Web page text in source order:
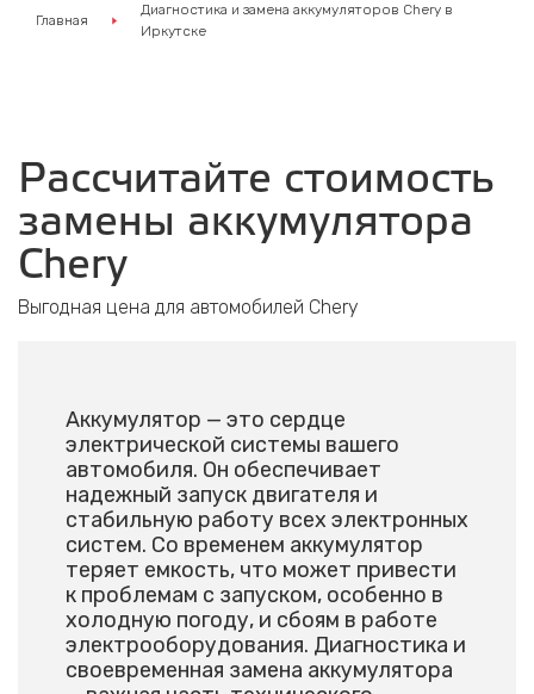
Главная
Диагностика и замена аккумуляторов Chery в
Иркутске
Рассчитайте стоимость
замены аккумулятора
Chery
Выгодная цена для автомобилей Chery
Аккумулятор — это сердце
электрической системы вашего
автомобиля. Он обеспечивает
надежный запуск двигателя и
стабильную работу всех электронных
систем. Со временем аккумулятор
теряет емкость, что может привести
к проблемам с запуском, особенно в
холодную погоду, и сбоям в работе
электрооборудования. Диагностика и
своевременная замена аккумулятора